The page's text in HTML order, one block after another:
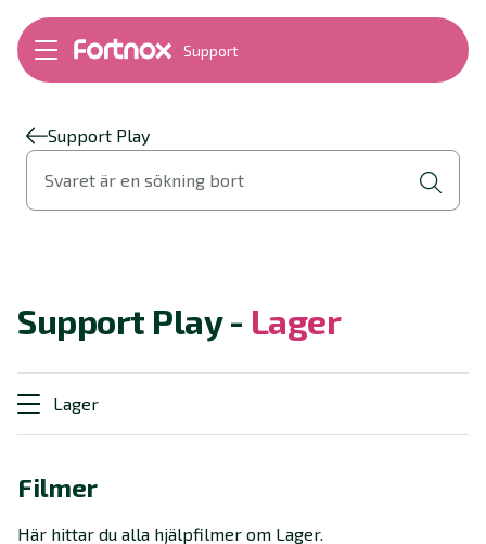
Support
Bokföring
Fakturering
Byt till Fortnox
Felsökning
Support Play
Nyheter
Ordlista
Support Play
Svaret är en sökning bort
Support Play - Lager
Lager
Filmer
Här hittar du alla hjälpfilmer om Lager.